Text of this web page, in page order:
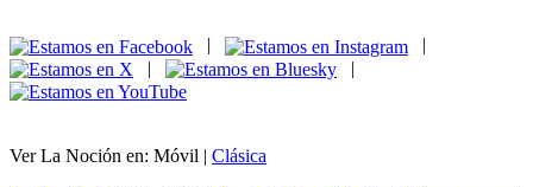
|
|
Ver La Noción en: Móvil | Clásica